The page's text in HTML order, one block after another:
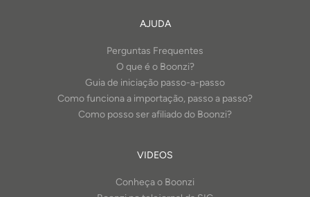
AJUDA
Perguntas Frequentes
O que é o Boonzi?
Guia de iniciação passo-a-passo
Como funciona a importação, passo a passo?
Como posso ser afiliado do Boonzi?
VIDEOS
Conheça o Boonzi